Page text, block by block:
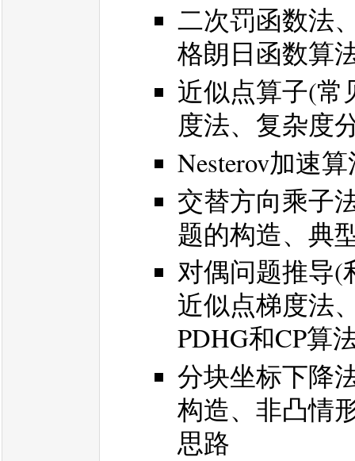
二次罚函数法
格朗日函数算
近似点算子(常
度法、复杂度
Nesterov加速
交替方向乘子
题的构造、典
对偶问题推导(
近似点梯度法
PDHG和CP算
分块坐标下降
构造、非凸情
思路